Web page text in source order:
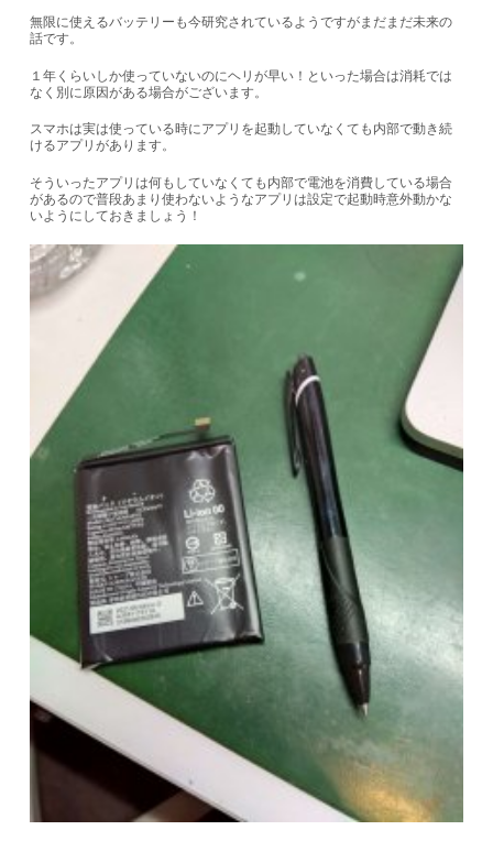
無限に使えるバッテリーも今研究されているようですがまだまだ未来の
話です。
１年くらいしか使っていないのにヘリが早い！といった場合は消耗では
なく別に原因がある場合がございます。
スマホは実は使っている時にアプリを起動していなくても内部で動き続
けるアプリがあります。
そういったアプリは何もしていなくても内部で電池を消費している場合
があるので普段あまり使わないようなアプリは設定で起動時意外動かな
いようにしておきましょう！